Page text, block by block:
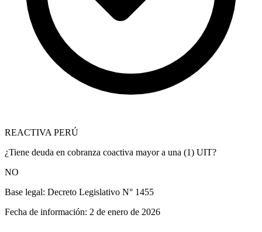
REACTIVA PERÚ
¿Tiene deuda en cobranza coactiva mayor a una (1) UIT?
NO
Base legal: Decreto Legislativo N° 1455
Fecha de información: 2 de enero de 2026